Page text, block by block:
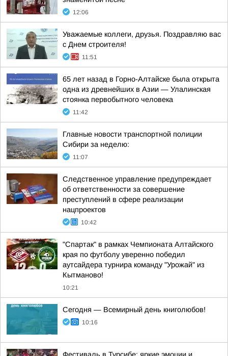
12:06
Уважаемые коллеги, друзья. Поздравляю вас
с Днем строителя!
11:51
65 лет назад в Горно-Алтайске была открыта
одна из древнейших в Азии — Улалинская
стоянка первобытного человека
11:42
Главные новости транспортной полиции
Сибири за неделю:
11:07
Следственное управление предупреждает
об ответственности за совершение
преступлений в сфере реализации
нацпроектов
10:42
"Спартак" в рамках Чемпионата Алтайского
края по футболу уверенно победил
аутсайдера турнира команду "Урожай" из
Кытманово!
10:21
Сегодня — Всемирный день книголюбов!
10:16